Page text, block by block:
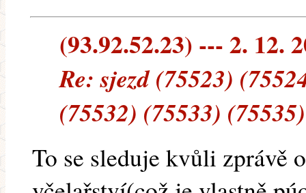
(93.92.52.23) --- 2. 12.
Re: sjezd (75523)
(75532) (75533)
To se sleduje kvůli zprávě